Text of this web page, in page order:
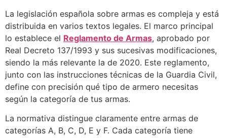
La legislación española sobre armas es compleja y está
distribuida en varios textos legales. El marco principal
lo establece el Reglamento de Armas, aprobado por
Real Decreto 137/1993 y sus sucesivas modificaciones,
siendo la más relevante la de 2020. Este reglamento,
junto con las instrucciones técnicas de la Guardia Civil,
define con precisión qué tipo de armero necesitas
según la categoría de tus armas.
La normativa distingue claramente entre armas de
categorías A, B, C, D, E y F. Cada categoría tiene